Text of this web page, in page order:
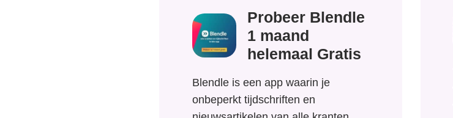
Probeer Blendle
1 maand
helemaal Gratis
Blendle is een app waarin je
onbeperkt tijdschriften en